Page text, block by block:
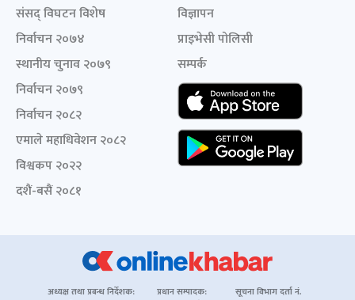
संसद् विघटन विशेष
निर्वाचन २०७४
स्थानीय चुनाव २०७९
निर्वाचन २०७९
निर्वाचन २०८२
एमाले महाधिवेशन २०८२
विश्वकप २०२२
दशैं-बसैं २०८१
विज्ञापन
प्राइभेसी पोलिसी
सम्पर्क
अध्यक्ष तथा प्रबन्ध निर्देशक: प्रधान सम्पादक: सूचना विभाग दर्ता नं.